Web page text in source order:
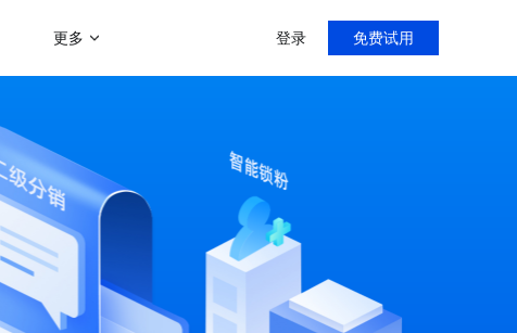
更多 登录 免费试用
导购分销，线上线下双线引流
多用户入驻平台模式
打造类似京东、天猫等多平台入
驻平台
社交新零售
商家运营解决方案
运营助力陪跑0-1
客满小程序
门店小程序拓客利器
微聊客服系统
智能微信客服系统
社区团购系统
快速部署社区团购
新手指导，入门教程